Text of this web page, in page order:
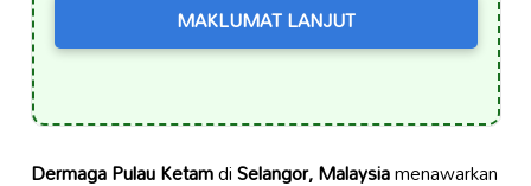
MAKLUMAT LANJUT
Dermaga Pulau KetamdiSelangor, Malaysiamenawarkan